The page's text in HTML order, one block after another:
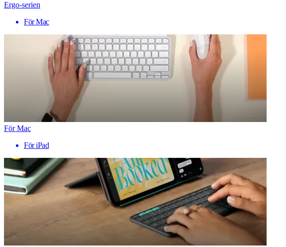
Ergo-serien
För Mac
För Mac
För iPad